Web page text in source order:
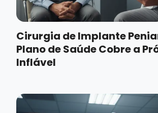
Cirurgia de Implante
Plano de Saúde Cobre a
Inflável